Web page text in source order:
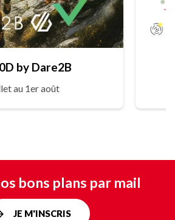
by Dare2B
au 1er août
bons plans par mail
JE M'INSCRIS